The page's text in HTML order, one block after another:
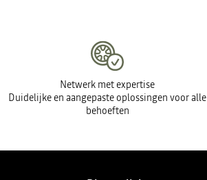
Netwerk met expertise
Duidelijke en aangepaste oplossingen voor alle
behoeften